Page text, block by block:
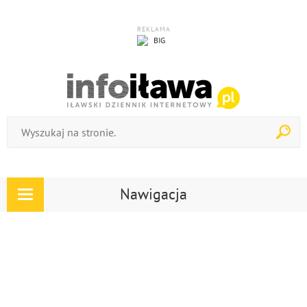
REKLAMA
Nawigacja
Rozwiń